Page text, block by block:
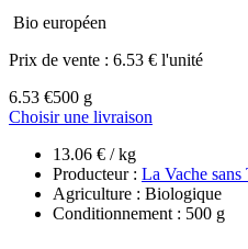
Bio européen
Prix de vente : 6.53 € l'unité
6.53 €500 g
Choisir une livraison
13.06 € / kg
Producteur : La Vache sans
Agriculture : Biologique
Conditionnement : 500 g